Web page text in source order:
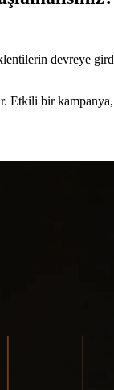
devreye
bir